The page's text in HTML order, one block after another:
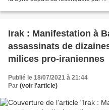
Irak : Manifestation à
assassinats de
milices pro-iraniennes
Publié le 18/07/2021 à 21:44
Par (voir l'article)